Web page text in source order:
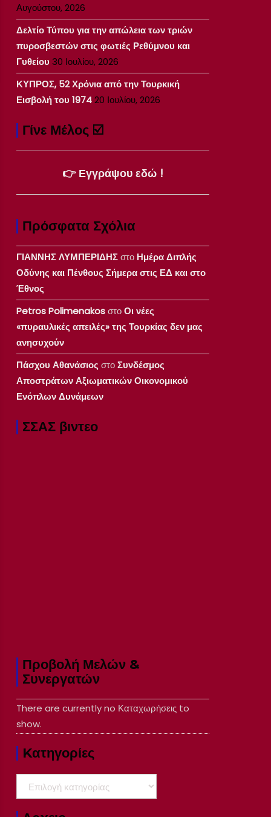
Αυγούστου, 2026
Δελτίο Τύπου για την απώλεια των τριών
πυροσβεστών στις φωτιές Ρεθύμνου και
Γυθείου 30 Ιουλίου, 2026
ΚΥΠΡΟΣ, 52 Χρόνια από την Τουρκική
Εισβολή του 197420 Ιουλίου, 2026
Γίνε Μέλος ☑️
👉 Εγγράψου εδώ !
Πρόσφατα Σχόλια
ΓΙΑΝΝΗΣ ΛΥΜΠΕΡΙΔΗΣστο Ημέρα Διπλής
Οδύνης και Πένθους Σήμερα στις ΕΔ και στο
Έθνος
Petros PolimenakosστοΟι νέες
«πυραυλικές απειλές» της Τουρκίας δεν μας
ανησυχούν
Πάσχου Αθανάσιος στοΣυνδέσμος
Αποστράτων Αξιωματικών Οικονομικού
Ενόπλων Δυνάμεων
ΣΣΑΣ βιντεο
Προβολή Μελών &
Συνεργατών
There are currently no Καταχωρήσεις to
show.
Kατηγορίες
Kατηγορίες